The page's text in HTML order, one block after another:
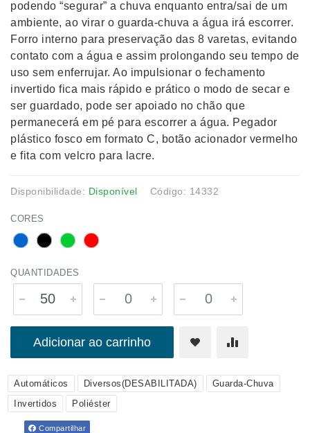
podendo “segurar” a chuva enquanto entra/sai de um
ambiente, ao virar o guarda-chuva a água irá escorrer.
Forro interno para preservação das 8 varetas, evitando
contato com a água e assim prolongando seu tempo de
uso sem enferrujar. Ao impulsionar o fechamento
invertido fica mais rápido e prático o modo de secar e
ser guardado, pode ser apoiado no chão que
permanecerá em pé para escorrer a água. Pegador
plástico fosco em formato C, botão acionador vermelho
e fita com velcro para lacre.
Disponibilidade: Disponível Código: 14332
CORES
QUANTIDADES
Adicionar ao carrinho
Automáticos Diversos(DESABILITADA)
Guarda-Chuva
Invertidos
Poliéster
Compartilhar